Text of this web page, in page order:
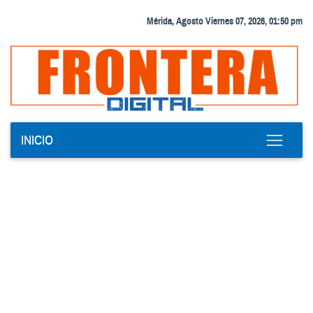
Mérida, Agosto Viernes 07, 2026, 01:50 pm
INICIO